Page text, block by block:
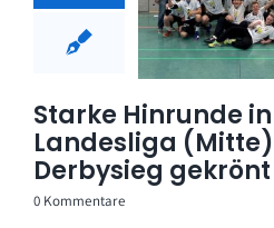
Starke Hinrunde
Landesliga
Derbysieg gekrönt
0 Kommentare